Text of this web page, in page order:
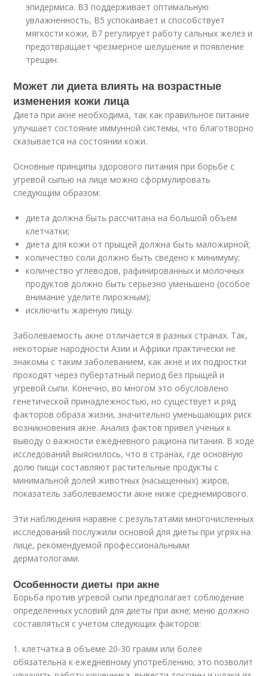
эпидермиса. В3 поддерживает оптимальную
увлажненность, В5 успокаивает и способствует
мягкости кожи, В7 регулирует работу сальных желез и
предотвращает чрезмерное шелушение и появление
трещин.
Может ли диета влиять на возрастные
изменения кожи лица
Диета при акне необходима, так как правильное питание
улучшает состояние иммунной системы, что благотворно
сказывается на состоянии кожи.
Основные принципы здорового питания при борьбе с
угревой сыпью на лице можно сформулировать
следующим образом:
диета должна быть рассчитана на большой объем
клетчатки;
диета для кожи от прыщей должна быть маложирной;
количество соли должно быть сведено к минимуму;
количество углеводов, рафинированных и молочных
продуктов должно быть серьезно уменьшено (особое
внимание уделите пирожным);
исключить жареную пищу.
Заболеваемость акне отличается в разных странах. Так,
некоторые народности Азии и Африки практически не
знакомы с таким заболеванием, как акне и их подростки
проходят через пубертатный период без прыщей и
угревой сыпи. Конечно, во многом это обусловлено
генетической принадлежностью, но существует и ряд
факторов образа жизни, значительно уменьшающих риск
возникновения акне. Анализ фактов привел ученых к
выводу о важности ежедневного рациона питания. В ходе
исследований выяснилось, что в странах, где основную
долю пищи составляют растительные продукты с
минимальной долей животных (насыщенных) жиров,
показатель заболеваемости акне ниже среднемирового.
Эти наблюдения наравне с результатами многочисленных
исследований послужили основой для диеты при угрях на
лице, рекомендуемой профессиональными
дерматологами.
Особенности диеты при акне
Борьба против угревой сыпи предполагает соблюдение
определенных условий для диеты при акне; меню должно
составляться с учетом следующих факторов:
1. клетчатка в объеме 20-30 грамм или более
обязательна к ежедневному употреблению; это позволит